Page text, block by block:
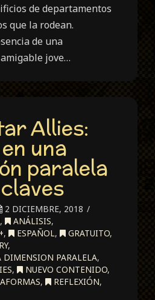
de departamentos
que la rodean.
de una
jove…
Allies:
una
paralela
2 DICIEMBRE, 2018
, ANÁLISIS,
, ESPAÑOL, GRATUITO,
,
DIMENSION PARALELA,
, NUEVO CONTENIDO,
, REFLEXIÓN,